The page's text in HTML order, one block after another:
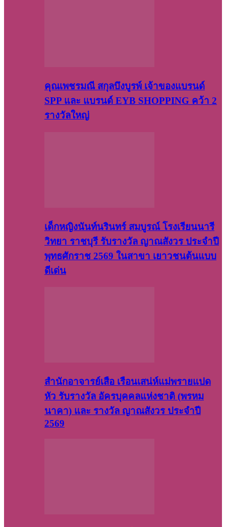
คุณเพชรมณี สกุลบึงบูรพ์ เจ้าของแบรนด์
SPP และ แบรนด์ EYB SHOPPING คว้า 2
รางวัลใหญ่
เด็กหญิงนันท์นรินทร์ สมบูรณ์ โรงเรียนนารี
วิทยา ราชบุรี รับรางวัล ญาณสังวร ประจำปี
พุทธศักราช 2569 ในสาขา เยาวชนต้นแบบ
ดีเด่น
สำนักอาจารย์เสือ เรือนเสน่ห์แม่พรายแปด
หัว รับรางวัล อัครบุคคลแห่งชาติ (พรหม
นาคา) และ รางวัล ญาณสังวร ประจำปี
2569